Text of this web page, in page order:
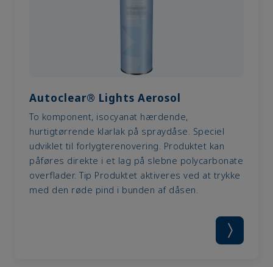
Autoclear® Lights Aerosol
To komponent, isocyanat hærdende,
hurtigtørrende klarlak på spraydåse. Speciel
udviklet til forlygterenovering. Produktet kan
påføres direkte i et lag på slebne polycarbonate
overflader. Tip Produktet aktiveres ved at trykke
med den røde pind i bunden af dåsen.